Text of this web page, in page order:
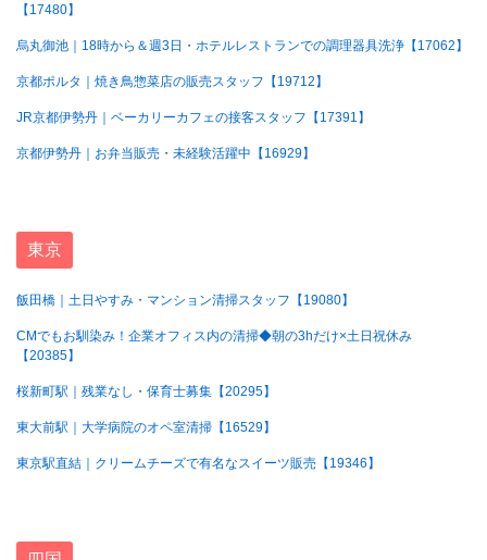
【17480】
烏丸御池｜18時から＆週3日・ホテルレストランでの調理器具洗浄【17062】
京都ポルタ｜焼き鳥惣菜店の販売スタッフ【19712】
JR京都伊勢丹｜ベーカリーカフェの接客スタッフ【17391】
京都伊勢丹｜お弁当販売・未経験活躍中【16929】
東京
飯田橋｜土日やすみ・マンション清掃スタッフ【19080】
CMでもお馴染み！企業オフィス内の清掃◆朝の3hだけ×土日祝休み
【20385】
桜新町駅｜残業なし・保育士募集【20295】
東大前駅｜大学病院のオペ室清掃【16529】
東京駅直結｜クリームチーズで有名なスイーツ販売【19346】